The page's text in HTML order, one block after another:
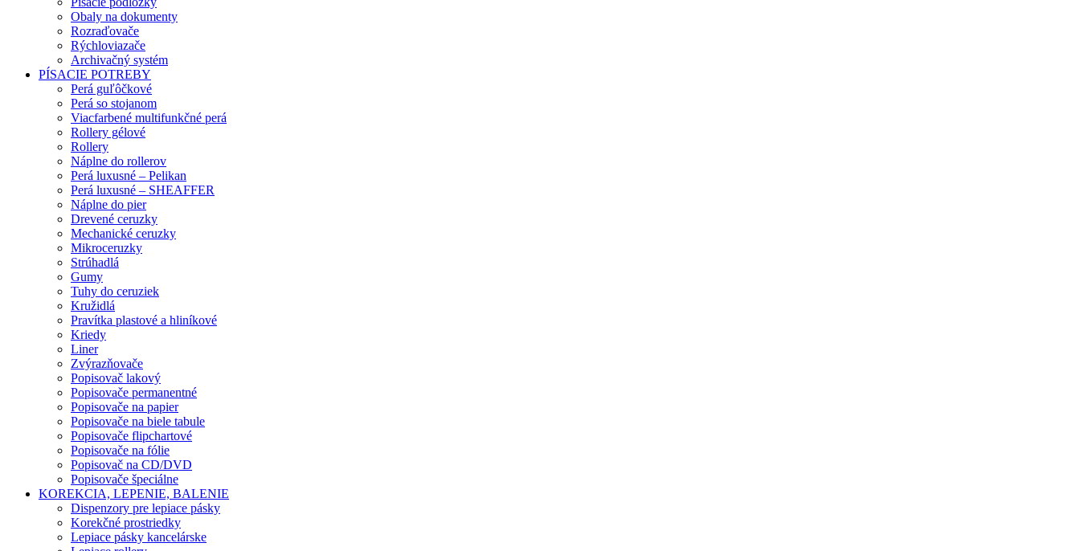
Obaly na dokumenty
Rozraďovače
Rýchloviazače
Archivačný systém
PÍSACIE POTREBY
Perá guľôčkové
Perá so stojanom
Viacfarbené multifunkčné perá
Rollery gélové
Rollery
Náplne do rollerov
Perá luxusné – Pelikan
Perá luxusné – SHEAFFER
Náplne do pier
Drevené ceruzky
Mechanické ceruzky
Mikroceruzky
Strúhadlá
Gumy
Tuhy do ceruziek
Kružidlá
Pravítka plastové a hliníkové
Kriedy
Liner
Zvýrazňovače
Popisovač lakový
Popisovače permanentné
Popisovače na papier
Popisovače na biele tabule
Popisovače flipchartové
Popisovače na fólie
Popisovač na CD/DVD
Popisovače špeciálne
KOREKCIA, LEPENIE, BALENIE
Dispenzory pre lepiace pásky
Korekčné prostriedky
Lepiace pásky kancelárske